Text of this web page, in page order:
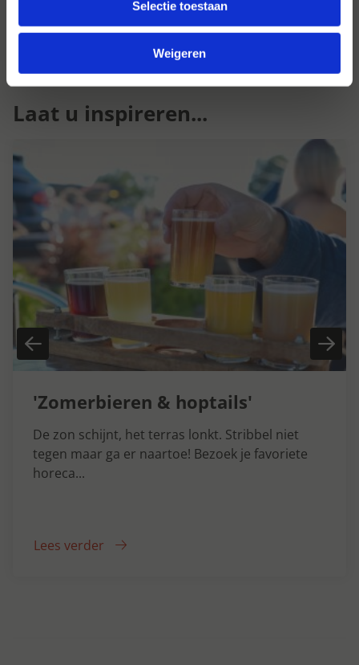
Selectie toestaan
Weigeren
Laat u inspireren...
'Zomerbieren & hoptails'
De zon schijnt, het terras lonkt. Stribbel niet
tegen maar ga er naartoe! Bezoek je favoriete
horeca...
Lees verder